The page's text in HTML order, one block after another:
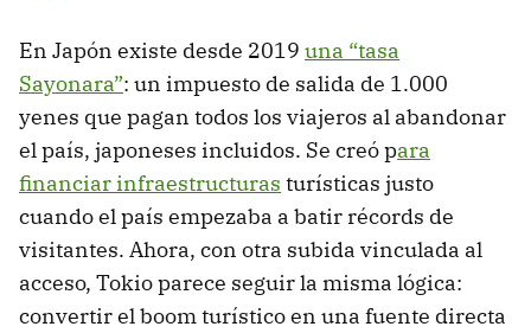
En Japón existe desde 2019 una “tasa
Sayonara”: un impuesto de salida de 1.000
yenes que pagan todos los viajeros al abandonar
el país, japoneses incluidos. Se creó para
financiar infraestructuras turísticas justo
cuando el país empezaba a batir récords de
visitantes. Ahora, con otra subida vinculada al
acceso, Tokio parece seguir la misma lógica:
convertir el boom turístico en una fuente directa